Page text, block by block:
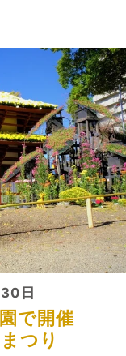
日
で開催
つり